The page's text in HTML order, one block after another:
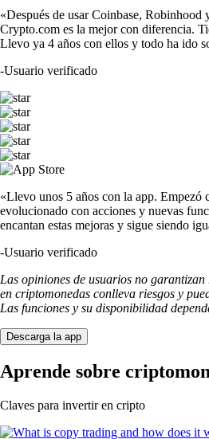
«Después de usar Coinbase,
Crypto.com es la mejor con diferencia.
Llevo ya 4 años con ellos y todo ha ido
-Usuario verificado
«Llevo unos 5 años con la app. Empezó
evolucionado con acciones y nuevas
encantan estas mejoras y sigue siendo
-Usuario verificado
Las opiniones de usuarios no
en criptomonedas conlleva riesgos y
Las funciones y su disponibilidad
Descarga la app
Aprende sobre
Claves para invertir en cripto